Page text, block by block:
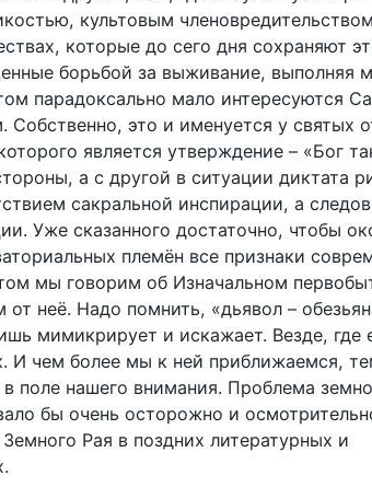
культовым
которые до сего дня сохраняют
борьбой за выживание, выполняя
парадоксально мало интересуются
это и именуется у святых
является утверждение – «Бог
а с другой в ситуации диктата
сакральной инспирации, а
Уже сказанного достаточно, чтобы
племён все признаки
мы говорим об Изначальном
от неё. Надо помнить, «дьявол –
мимикрирует и искажает. Везде, где
И чем более мы к ней приближаемся,
поле нашего внимания. Проблема
бы очень осторожно и
Рая в поздних литературных и